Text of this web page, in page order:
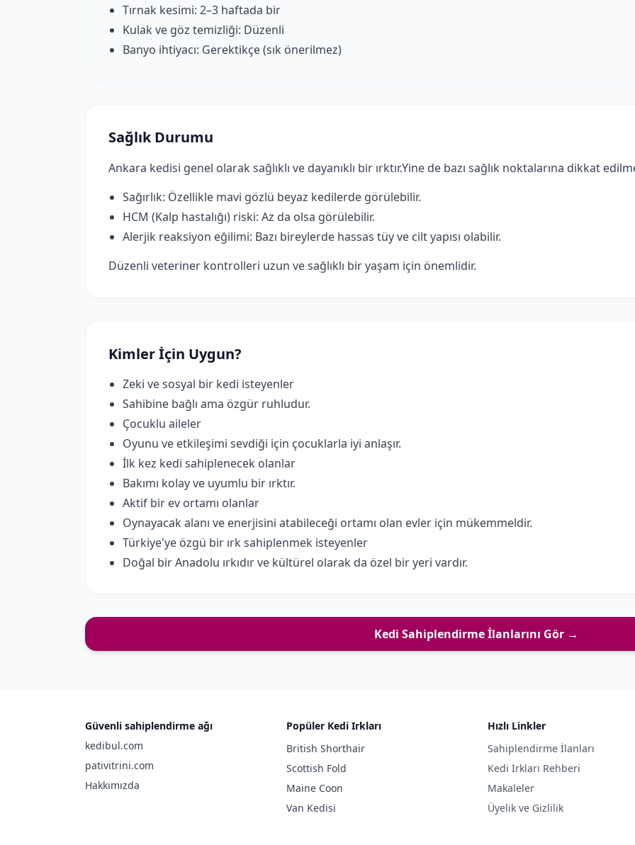
Tırnak kesimi: 2–3 haftada bir
Kulak ve göz temizliği: Düzenli
Banyo ihtiyacı: Gerektikçe (sık önerilmez)
Sağlık Durumu
Ankara kedisi genel olarak sağlıklı ve dayanıklı bir ırktır.Yine de bazı sağlık noktalarına dikkat
Sağırlık: Özellikle mavi gözlü beyaz kedilerde görülebilir.
HCM (Kalp hastalığı) riski: Az da olsa görülebilir.
Alerjik reaksiyon eğilimi: Bazı bireylerde hassas tüy ve cilt yapısı olabilir.
Düzenli veteriner kontrolleri uzun ve sağlıklı bir yaşam için önemlidir.
Kimler İçin Uygun?
Zeki ve sosyal bir kedi isteyenler
Sahibine bağlı ama özgür ruhludur.
Çocuklu aileler
Oyunu ve etkileşimi sevdiği için çocuklarla iyi anlaşır.
İlk kez kedi sahiplenecek olanlar
Bakımı kolay ve uyumlu bir ırktır.
Aktif bir ev ortamı olanlar
Oynayacak alanı ve enerjisini atabileceği ortamı olan evler için mükemmeldir.
Türkiye'ye özgü bir ırk sahiplenmek isteyenler
Doğal bir Anadolu ırkıdır ve kültürel olarak da özel bir yeri vardır.
Kedi Sahiplendirme İlanlarını Gör →
Güvenli sahiplendirme ağı
kedibul.com
pativitrini.com
Hakkımızda
Popüler Kedi Irkları
British Shorthair
Scottish Fold
Maine Coon
Van Kedisi
Hızlı Linkler
Sahiplendirme İlanları
Kedi Irkları Rehberi
Makaleler
Üyelik ve Gizlilik